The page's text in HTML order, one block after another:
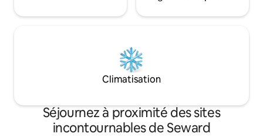
Climatisation
Séjournez à proximité des sites
incontournables de Seward